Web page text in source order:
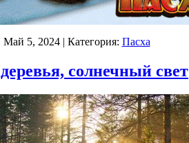
Май 5, 2024| Категория: Пасха
солнечный свет